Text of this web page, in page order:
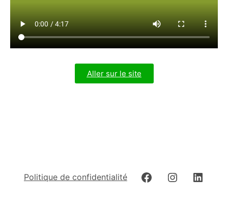
Aller sur le site
Politique de confidentialité